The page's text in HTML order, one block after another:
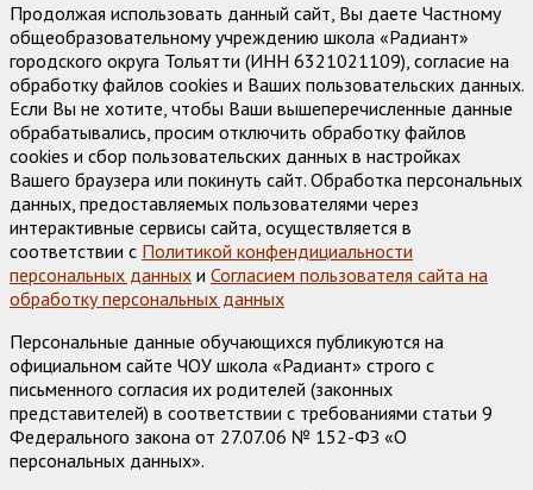
Продолжая использовать данный сайт, Вы даете Частному
общеобразовательному учреждению школа «Радиант»
городского округа Тольятти (ИНН 6321021109), согласие на
обработку файлов cookies и Ваших пользовательских данных.
Если Вы не хотите, чтобы Ваши вышеперечисленные данные
обрабатывались, просим отключить обработку файлов
cookies и сбор пользовательских данных в настройках
Вашего браузера или покинуть сайт. Обработка персональных
данных, предоставляемых пользователями через
интерактивные сервисы сайта, осуществляется в
соответствии с Политикой конфендициальности
персональных данных и Согласием пользователя сайта на
обработку персональных данных
Персональные данные обучающихся публикуются на
официальном сайте ЧОУ школа «Радиант» строго с
письменного согласия их родителей (законных
представителей) в соответствии с требованиями статьи 9
Федерального закона от 27.07.06 № 152-ФЗ «О
персональных данных».